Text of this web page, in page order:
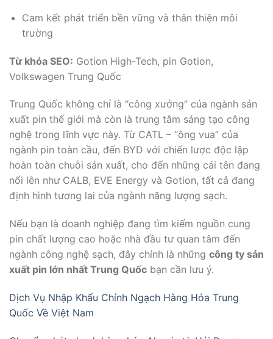
Cam kết phát triển bền vững và thân thiện môi
trường
Từ khóa SEO: Gotion High-Tech, pin Gotion,
Volkswagen Trung Quốc
Trung Quốc không chỉ là “công xưởng” của ngành sản
xuất pin thế giới mà còn là trung tâm sáng tạo công
nghệ trong lĩnh vực này. Từ CATL – “ông vua” của
ngành pin toàn cầu, đến BYD với chiến lược độc lập
hoàn toàn chuỗi sản xuất, cho đến những cái tên đang
nổi lên như CALB, EVE Energy và Gotion, tất cả đang
định hình tương lai của ngành năng lượng sạch.
Nếu bạn là doanh nghiệp đang tìm kiếm nguồn cung
pin chất lượng cao hoặc nhà đầu tư quan tâm đến
ngành công nghệ sạch, đây chính là những công ty sản
xuất pin lớn nhất Trung Quốc bạn cần lưu ý.
Dịch Vụ Nhập Khẩu Chính Ngạch Hàng Hóa Trung
Quốc Về Việt Nam